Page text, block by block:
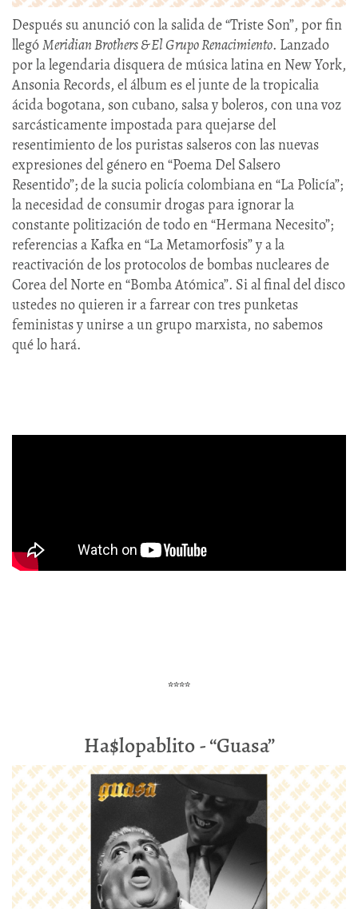
Después su anunció con la salida de “Triste Son”, por fin
llegóMeridian Brothers & El Grupo Renacimiento. Lanzado
por la legendaria disquera de música latina en New York,
Ansonia Records, el álbum es el junte de la tropicalia
ácida bogotana, son cubano, salsa y boleros, con una voz
sarcásticamente impostada para quejarse del
resentimiento de los puristas salseros con las nuevas
expresiones del género en “Poema Del Salsero
Resentido”; de la sucia policía colombiana en “La Policía”;
la necesidad de consumir drogas para ignorar la
constante politización de todo en “Hermana Necesito”;
referencias a Kafka en “La Metamorfosis” y a la
reactivación de los protocolos de bombas nucleares de
Corea del Norte en “Bomba Atómica”. Si al final del disco
ustedes no quieren ir a farrear con tres punketas
feministas y unirse a un grupo marxista, no sabemos
qué lo hará.
****
Ha$lopablito - “Guasa”